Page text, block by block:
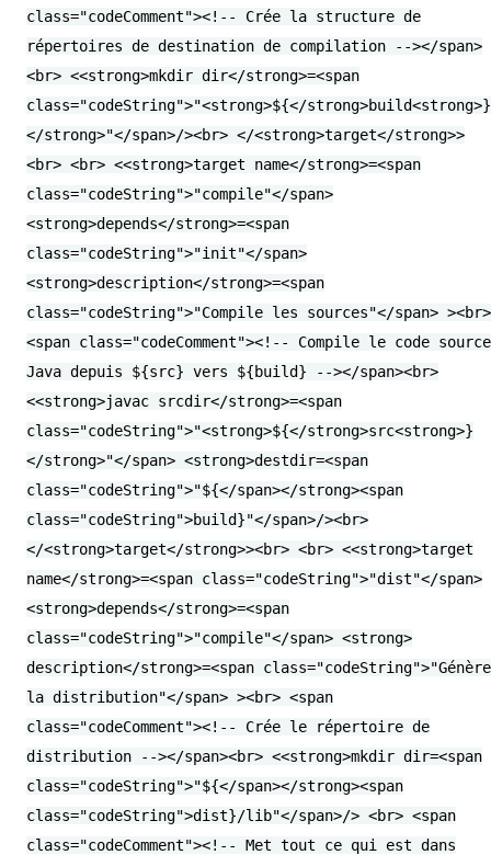
class="codeComment"><!-- Crée la structure de
répertoires de destination de compilation --></span>
<br> <<strong>mkdir dir</strong>=<span
class="codeString">"<strong>${</strong>build<strong>}
</strong>"</span>/><br> </<strong>target</strong>>
<br> <br> <<strong>target name</strong>=<span
class="codeString">"compile"</span>
<strong>depends</strong>=<span
class="codeString">"init"</span>
<strong>description</strong>=<span
class="codeString">"Compile les sources"</span> ><br>
<span class="codeComment"><!-- Compile le code source
Java depuis ${src} vers ${build} --></span><br>
<<strong>javac srcdir</strong>=<span
class="codeString">"<strong>${</strong>src<strong>}
</strong>"</span> <strong>destdir=<span
class="codeString">"${</span></strong><span
class="codeString">build}"</span>/><br>
</<strong>target</strong>><br> <br> <<strong>target
name</strong>=<span class="codeString">"dist"</span>
<strong>depends</strong>=<span
class="codeString">"compile"</span> <strong>
description</strong>=<span class="codeString">"Génère
la distribution"</span> ><br> <span
class="codeComment"><!-- Crée le répertoire de
distribution --></span><br> <<strong>mkdir dir=<span
class="codeString">"${</span></strong><span
class="codeString">dist}/lib"</span>/> <br> <span
class="codeComment"><!-- Met tout ce qui est dans